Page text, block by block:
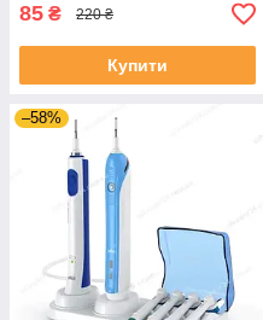
85 ₴ 220 ₴
Купити
–58%